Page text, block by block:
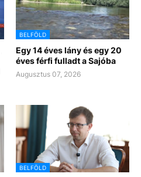
BELFÖLD
Egy 14 éves lány és egy 20
éves férfi fulladt a Sajóba
Augusztus 07, 2026
BELFÖLD